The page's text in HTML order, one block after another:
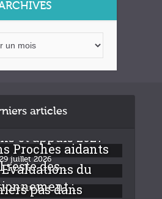
articles
et appuis 2027
juillet 2026
Proches aidants
reste des...
juillet 2026
Evaluations du
:...
pas dans